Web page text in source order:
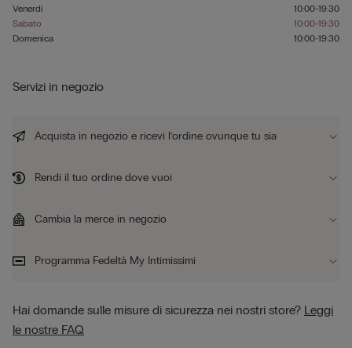
Venerdì
10:00-19:30
Sabato
10:00-19:30
Domenica
10:00-19:30
Servizi in negozio
Acquista in negozio e ricevi l’ordine ovunque tu sia
Rendi il tuo ordine dove vuoi
Cambia la merce in negozio
Programma Fedeltà My Intimissimi
Hai domande sulle misure di sicurezza nei nostri store? Leggi
le nostre FAQ